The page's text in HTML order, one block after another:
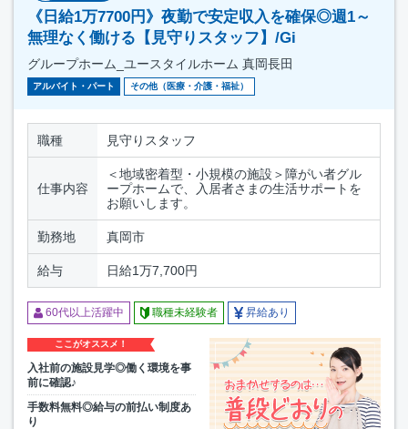
《日給1万7700円》夜勤で安定収入を確保◎週1～
無理なく働ける【見守りスタッフ】/Gi
グループホーム_ユースタイルホーム 真岡長田
アルバイト・パート その他（医療・介護・福祉）
職種 見守りスタッフ
仕事内容
＜地域密着型・小規模の施設＞障がい者グル
ープホームで、入居者さまの生活サポートを
お願いします。
勤務地 真岡市
給与 日給1万7,700円
60代以上活躍中 職種未経験者 昇給あり
ここがオススメ！
入社前の施設見学◎働く環境を事
前に確認♪
手数料無料◎給与の前払い制度あ
り